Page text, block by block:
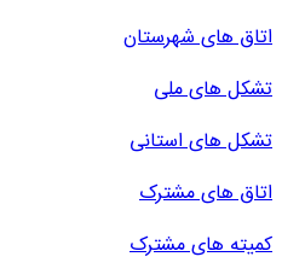
اتاق های شهرستان
تشکل های ملی
تشکل های استانی
اتاق های مشترک
کمیته های مشترک